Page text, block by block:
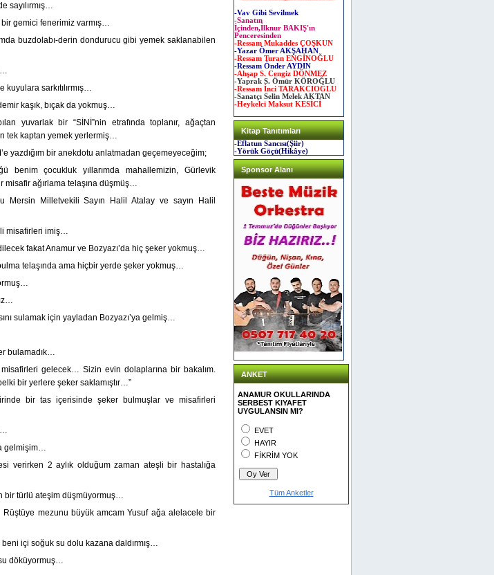
sayılırmış…
gemici fenerimiz varmış…
buzdolabı-derin dondurucu gibi yemek saklanabilen
kuyulara sarkıtılırmış…
kaşık, bıçak da yokmuş…
yuvarlak bir “SİNİ”nin etrafında toplanır, ağaçtan
tek kaptan yemek yerlermiş…
yazdığım bir anekdotu anlatmadan geçemeyeceğim;
benim çocukluk yıllarımda mahallemizin, Gürlevik
misafir ağırlama telaşına düşmüş…
Mersin Milletvekili Sayın Halil Atalay ve sayın Halil
misafirleri imiş…
fakat Anamur ve Bozyazı’da hiç şeker yokmuş…
telaşında ama hiçbir yerde şeker yokmuş…
sulamak için yayladan Bozyazı’ya gelmiş…
bulamadık…
misafirleri gelecek… Sizin evin dolaplarına bir bakalım.
bir yerlere şeker saklamıştır…”
bir tas içerisinde şeker bulmuşlar ve misafirleri
gelmişim…
verirken 2 aylık olduğum zaman ateşli bir hastalığa
bir türlü ateşim düşmüyormuş…
mezunu büyük amcam Yusuf ağa alelacele bir
beni içi soğuk su dolu kazana daldırmış…
döküyormuş…
-Vav Gibi Sevilmek
-Sanatın
İçinden,İlknur BAKIŞ'ın
Penceresinden
-Ressam Mukaddes ÇOŞKUN
-Yazar Ömer AKŞAHAN
-Ressam Turan ENGİNOĞLU
-Ressam Önder AYDIN
-Ahşap S. Cengiz DÖNMEZ
-Yaprak S. Ömür KÖROĞLU
-Ressam İnci TARAKCIOĞLU
-Sanatçı Selin Melek AKTAN
-Heykelci Maksut KESİCİ
Kitap Tanıtımları
-Eflatun Sancısı(Şiir)
-Yörük Göçü(Hikâye)
Sponsor Alanı
ANKET
ANAMUR OKULLARINDA
SERBEST KIYAFET
UYGULANSIN MI?
EVET
HAYIR
FİKRİM YOK
Tüm Anketler